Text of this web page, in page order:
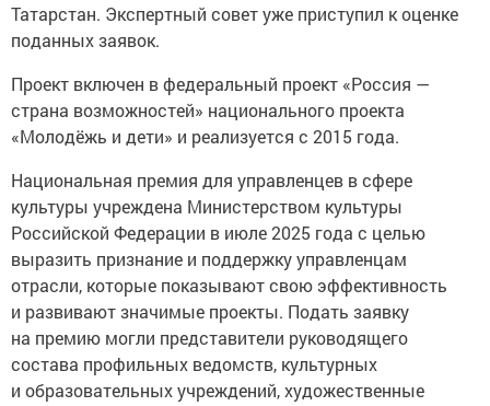
Татарстан. Экспертный совет уже приступил к оценке
поданных заявок.
Проект включен в федеральный проект «Россия —
страна возможностей» национального проекта
«Молодёжь и дети» и реализуется с 2015 года.
Национальная премия для управленцев в сфере
культуры учреждена Министерством культуры
Российской Федерации в июле 2025 года с целью
выразить признание и поддержку управленцам
отрасли, которые показывают свою эффективность
и развивают значимые проекты. Подать заявку
на премию могли представители руководящего
состава профильных ведомств, культурных
и образовательных учреждений, художественные